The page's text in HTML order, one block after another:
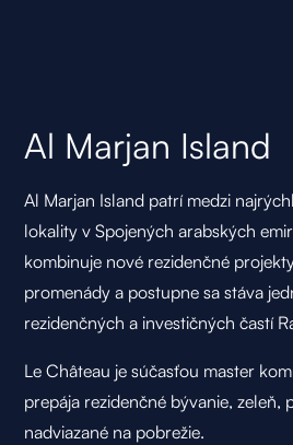
Al Marjan Island
Al Marjan Island patrí medzi
lokality v Spojených arabských
kombinuje nové rezidenčné
promenády a postupne sa stáva
rezidenčných a investičných častí
Le Château je súčasťou master
prepája rezidenčné bývanie, zeleň,
nadviazané na pobrežie.